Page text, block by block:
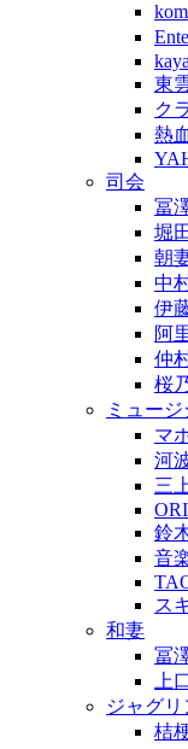
kaya
東
ク
熱
司会
冨
堀
朝
中
伊
阿
仲
桜
ミュー
マ
河
三
鈴
音
ス
和妻
冨
上
ジャグリ
桔